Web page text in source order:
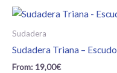
Sudadera
Sudadera Triana – Escudo
From: 19,00€